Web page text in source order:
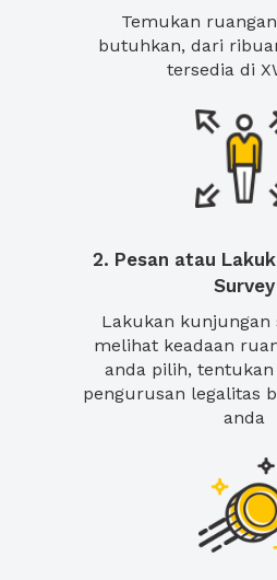
Temukan
butuhkan, dari
tersedia di
2. Pesan atau
Survey
Lakukan
melihat keadaan
anda pilih,
pengurusan legalitas
anda